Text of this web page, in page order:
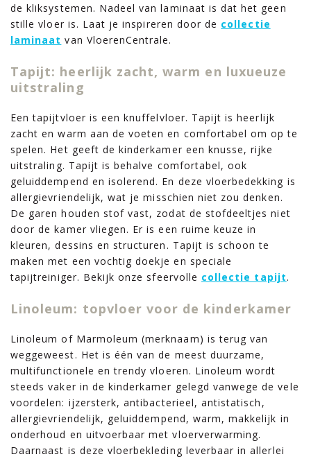
de kliksystemen. Nadeel van laminaat is dat het geen
stille vloer is. Laat je inspireren door de collectie
laminaat van VloerenCentrale.
Tapijt: heerlijk zacht, warm en luxueuze
uitstraling
Een tapijtvloer is een knuffelvloer. Tapijt is heerlijk
zacht en warm aan de voeten en comfortabel om op te
spelen. Het geeft de kinderkamer een knusse, rijke
uitstraling. Tapijt is behalve comfortabel, ook
geluiddempend en isolerend. En deze vloerbedekking is
allergievriendelijk, wat je misschien niet zou denken.
De garen houden stof vast, zodat de stofdeeltjes niet
door de kamer vliegen. Er is een ruime keuze in
kleuren, dessins en structuren. Tapijt is schoon te
maken met een vochtig doekje en speciale
tapijtreiniger. Bekijk onze sfeervolle collectie tapijt.
Linoleum: topvloer voor de kinderkamer
Linoleum of Marmoleum (merknaam) is terug van
weggeweest. Het is één van de meest duurzame,
multifunctionele en trendy vloeren. Linoleum wordt
steeds vaker in de kinderkamer gelegd vanwege de vele
voordelen: ijzersterk, antibacterieel, antistatisch,
allergievriendelijk, geluiddempend, warm, makkelijk in
onderhoud en uitvoerbaar met vloerverwarming.
Daarnaast is deze vloerbekleding leverbaar in allerlei